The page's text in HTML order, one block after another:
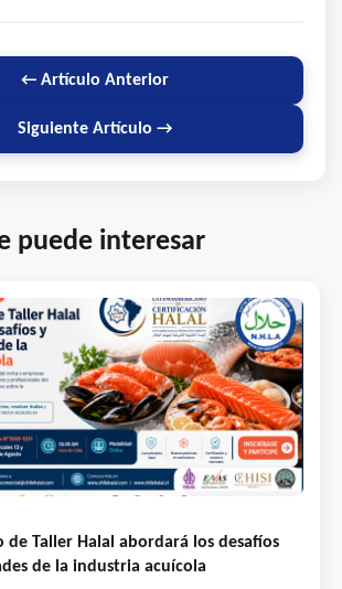
← Artículo Anterior
Siguiente Artículo →
puede interesar
de Taller Halal abordará los desafíos
de la industria acuícola